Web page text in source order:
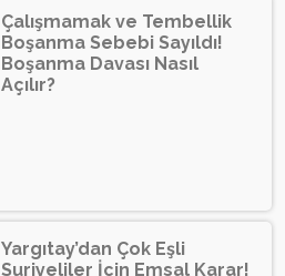
Çalışmamak ve Tembellik
Boşanma Sebebi Sayıldı!
Boşanma Davası Nasıl
Açılır?
Yargıtay’dan Çok Eşli
Suriyeliler İçin Emsal Karar!